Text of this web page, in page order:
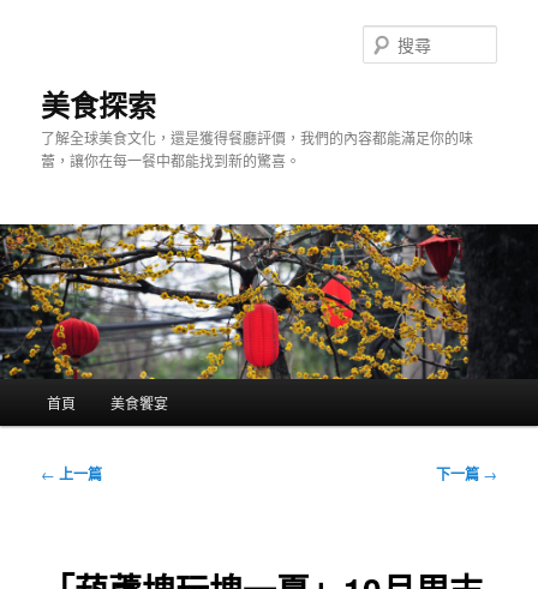
美食探索
了解全球美食文化，還是獲得餐廳評價，我們的內容都能滿足你的味
蕾，讓你在每一餐中都能找到新的驚喜。
尋
首頁 美食饗宴
文
← 上一篇 下一篇 →